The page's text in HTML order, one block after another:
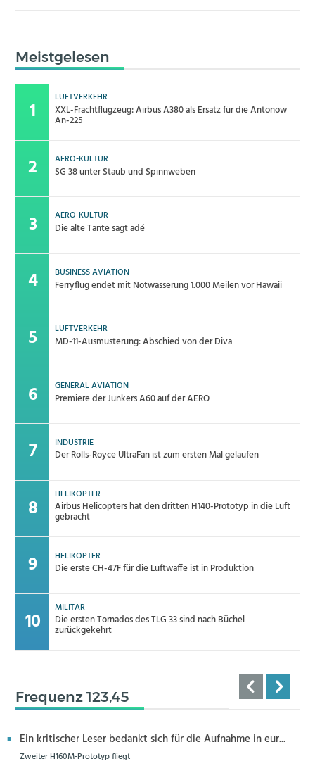
Meistgelesen
LUFTVERKEHR
XXL-Frachtflugzeug: Airbus A380 als Ersatz für die Antonow
An-225
AERO-KULTUR
SG 38 unter Staub und Spinnweben
AERO-KULTUR
Die alte Tante sagt adé
BUSINESS AVIATION
Ferryflug endet mit Notwasserung 1.000 Meilen vor Hawaii
LUFTVERKEHR
MD-11-Ausmusterung: Abschied von der Diva
GENERAL AVIATION
Premiere der Junkers A60 auf der AERO
INDUSTRIE
Der Rolls-Royce UltraFan ist zum ersten Mal gelaufen
HELIKOPTER
Airbus Helicopters hat den dritten H140-Prototyp in die Luft
gebracht
HELIKOPTER
Die erste CH-47F für die Luftwaffe ist in Produktion
MILITÄR
Die ersten Tornados des TLG 33 sind nach Büchel
zurückgekehrt
Frequenz 123,45
Ein kritischer Leser bedankt sich für die Aufnahme in eur...
Zweiter H160M-Prototyp fliegt